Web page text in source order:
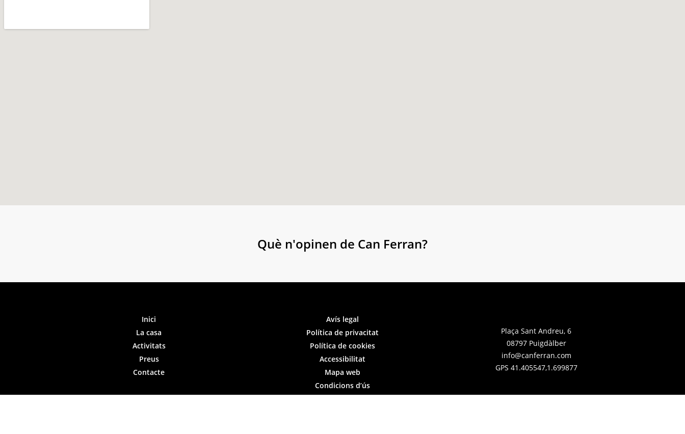
Què n'opinen de Can Ferran?
Inici
La casa
Activitats
Preus
Contacte
Avís legal
Política de privacitat
Política de cookies
Accessibilitat
Mapa web
Condicions d’ús
Plaça Sant Andreu, 6
08797 Puigdàlber
info@canferran.com
GPS 41.405547,1.699877